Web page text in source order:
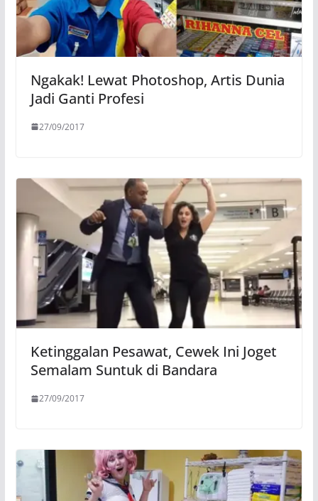
Ngakak! Lewat Photoshop, Artis Dunia
Jadi Ganti Profesi
27/09/2017
Ketinggalan Pesawat, Cewek Ini Joget
Semalam Suntuk di Bandara
27/09/2017